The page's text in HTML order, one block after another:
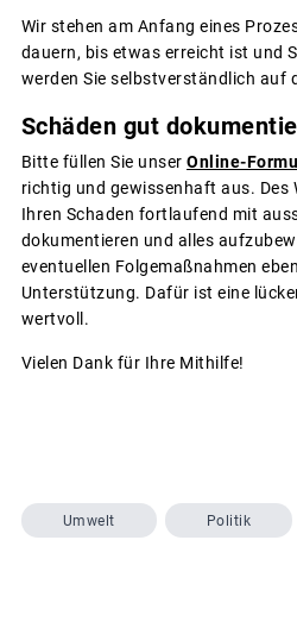
Wir stehen am Anfang eines
dauern, bis etwas erreicht ist und
werden Sie selbstverständlich auf
Schäden gut
Bitte füllen Sie unser Online-
richtig und gewissenhaft aus. Des
Ihren Schaden fortlaufend mit
dokumentieren und alles
eventuellen Folgemaßnahmen
Unterstützung. Dafür ist eine
wertvoll.
Vielen Dank für Ihre Mithilfe!
Umwelt Politik